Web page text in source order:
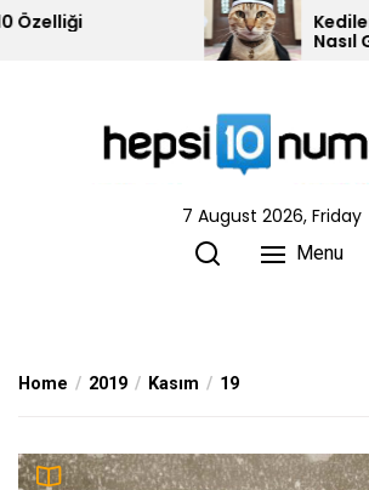
Skip
Kediler
Nasıl
7 August 2026, Friday
Menu
Home 2019 Kasım 19